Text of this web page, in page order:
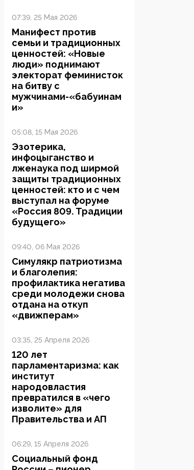
07:39, 25 Мая 2026
Манифест против
семьи и традиционных
ценностей: «Новые
люди» поднимают
электорат феминисток
на битву с
мужчинами-«бабуинам
и»
05:08, 15 Мая 2026
Эзотерика,
инфоцыганство и
лженаука под ширмой
защиты традиционных
ценностей: кто и с чем
выступал на форуме
«Россия 809. Традиции
будущего»
09:40, 06 Мая 2026
Симулякр патриотизма
и благолепия:
профилактика негатива
среди молодежи снова
отдана на откуп
«движперам»
03:35, 25 Апреля 2026
120 лет
парламентаризма: как
институт
народовластия
превратился в «чего
изволите» для
Правительства и АП
06:29, 15 Апреля 2026
Социальный фонд